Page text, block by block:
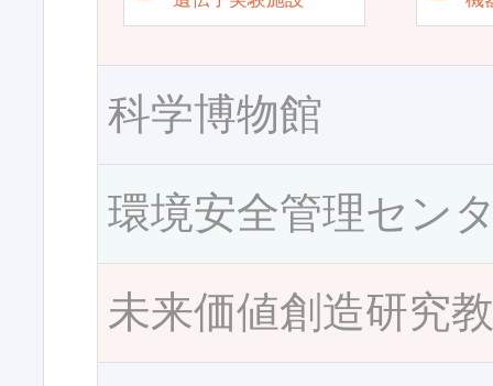
科学博物館
環境安全管理セン
未来価値創造研究